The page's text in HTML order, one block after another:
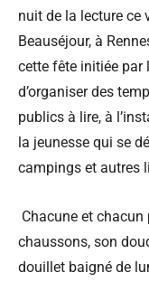
nuit de la lecture ce
Beauséjour, à
cette fête initiée par
d’organiser des
publics à lire, à
la jeunesse qui se
campings et autres
Chacune et
chaussons, son
douillet baigné de